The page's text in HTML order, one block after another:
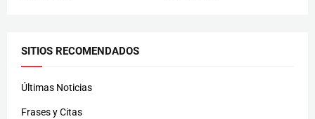
SITIOS RECOMENDADOS
Últimas Noticias
Frases y Citas